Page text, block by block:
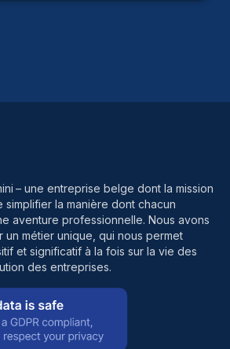
– une entreprise belge dont la mission
simplifier la manière dont chacun
aventure professionnelle. Nous avons
un métier unique, qui nous permet
et significatif à la fois sur la vie des
des entreprises.